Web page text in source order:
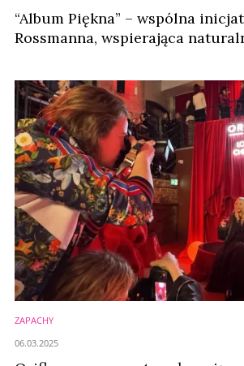
“Album Piękna” – wspólna
Rossmanna, wspierająca
ZAPACHY
06.03.2025